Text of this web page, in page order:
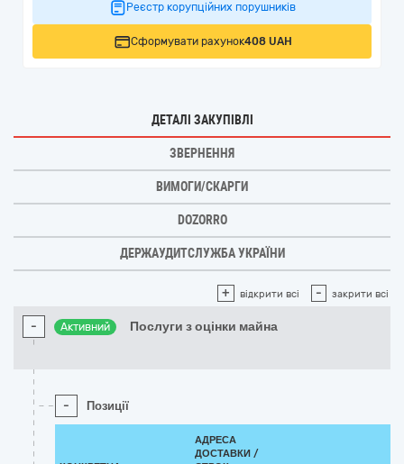
Реєстр корупційних порушників
Сформувати рахунок408 UAH
ДЕТАЛІ ЗАКУПІВЛІ
ЗВЕРНЕННЯ
ВИМОГИ/СКАРГИ
DOZORRO
ДЕРЖАУДИТСЛУЖБА УКРАЇНИ
+ відкрити всі - закрити всі
- Активний Послуги з оцінки майна
- Позиції
АДРЕСА
ДОСТАВКИ /